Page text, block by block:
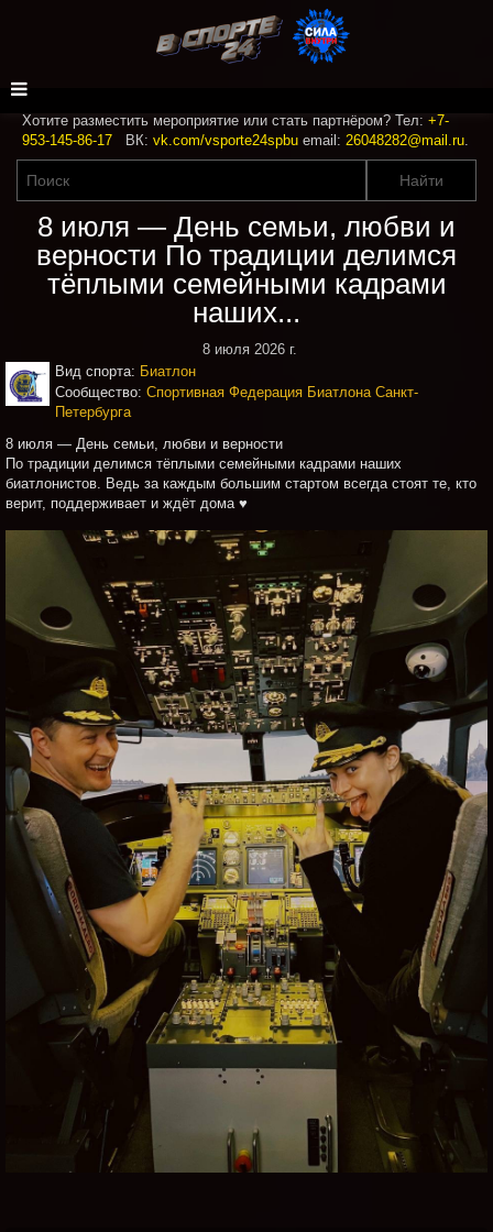
Хотите разместить мероприятие или стать партнёром? Тел: +7-
953-145-86-17 ВК: vk.com/vsporte24spbu email: 26048282@mail.ru.
8 июля — День семьи, любви и
верности По традиции делимся
тёплыми семейными кадрами
наших...
8 июля 2026 г.
Вид спорта: Биатлон
Сообщество: Спортивная Федерация Биатлона Санкт-
Петербурга
8 июля — День семьи, любви и верности ‍‍‍
По традиции делимся тёплыми семейными кадрами наших
биатлонистов. Ведь за каждым большим стартом всегда стоят те, кто
верит, поддерживает и ждёт дома ♥️